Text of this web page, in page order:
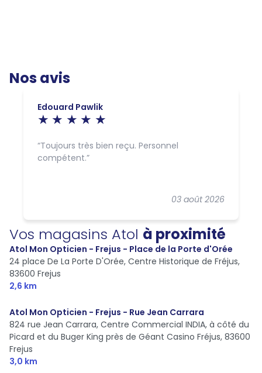
Nos avis
Edouard Pawlik
03 août 2026
Toujours très bien reçu. Personnel
compétent.
Vos magasins Atol à proximité
Atol Mon Opticien - Frejus - Place de la Porte d'Orée
24 place De La Porte D'Orée, Centre Historique de Fréjus,
83600 Frejus
2,6 km
Atol Mon Opticien - Frejus - Rue Jean Carrara
824 rue Jean Carrara, Centre Commercial INDIA, à côté du
Picard et du Buger King près de Géant Casino Fréjus, 83600
Frejus
3,0 km